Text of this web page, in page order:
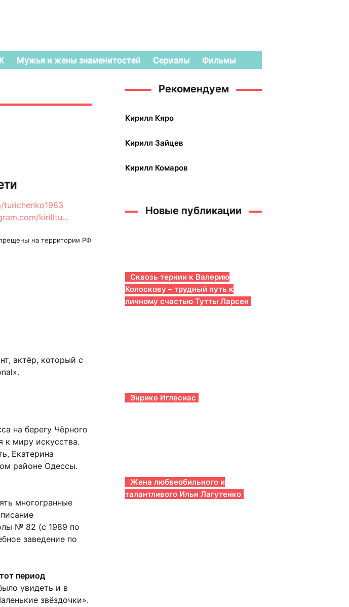
Мужья и жены знаменитостей Сериалы Фильмы
turichenko1983
kirilltu…
на территории РФ
актёр, который с
на берегу Чёрного
к миру искусства.
Екатерина
районе Одессы.
многогранные
№ 82 (с 1989 по
заведение по
период
увидеть и в
звёздочки».
Рекомендуем
Кирилл Кяро
Кирилл Зайцев
Кирилл Комаров
Новые публикации
Сквозь тернии к Валерию
Колоскову – трудный путь к
личному счастью Тутты Ларсен
Энрике Иглесиас
Жена любвеобильного и
талантливого Ильи Лагутенко